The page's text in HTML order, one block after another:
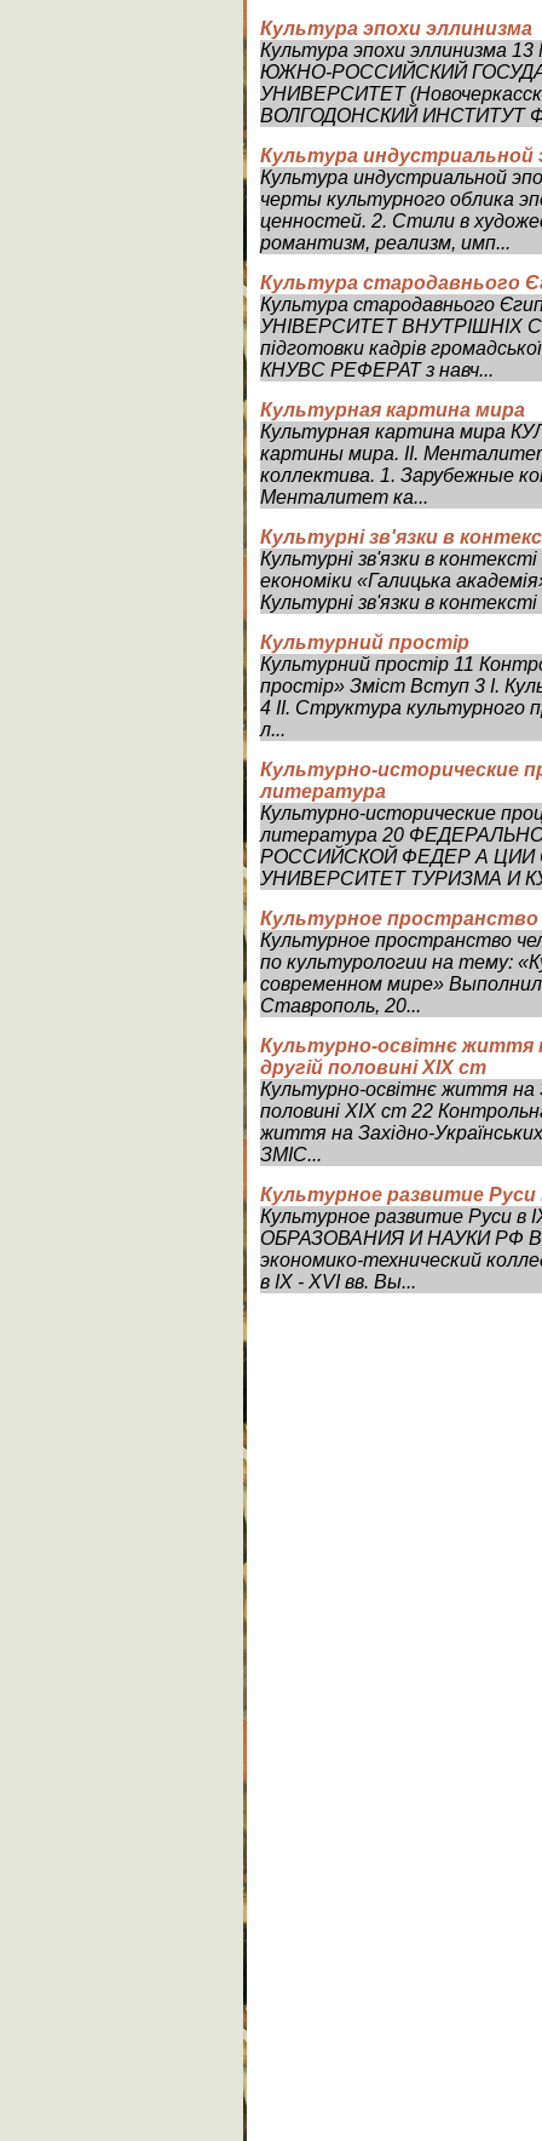
Культура эпохи эллинизма
Культура эпохи
ЮЖНО-РОССИЙСКИЙ
УНИВЕРСИТЕТ
ВОЛГОДОНСКИЙ ИНСТИТУТ
Культура индустриальной
Культура индустриальной
черты культурного облика
ценностей. 2. Стили в
романтизм, реализм, имп...
Культура стародавнього
Культура стародавнього
УНІВЕРСИТЕТ ВНУТРІШНІХ
підготовки кадрів
КНУВС РЕФЕРАТ з навч...
Культурная картина мира
Культурная картина мира
картины мира. II.
коллектива. 1. Зарубежные
Менталитет ка...
Культурні зв'язки в
Культурні зв'язки в
економіки «Галицька
Культурні зв'язки в
Культурний простір
Культурний простір 11
простір» Зміст Вступ 3 І.
4 ІІ. Структура культурного
л...
Культурно-исторические
литература
Культурно-исторические
литература 20
РОССИЙСКОЙ ФЕДЕР А
УНИВЕРСИТЕТ ТУРИЗМА И
Культурное пространство
Культурное пространство
по культурологии на тему:
современном мире»
Ставрополь, 20...
Культурно-освітнє життя
другій половині ХІХ ст
Культурно-освітнє життя на
половині ХІХ ст 22
життя на Західно-
ЗМІС...
Культурное развитие Руси
Культурное развитие Руси
ОБРАЗОВАНИЯ И НАУКИ РФ
экономико-технический
в IX - XVI вв. Вы...